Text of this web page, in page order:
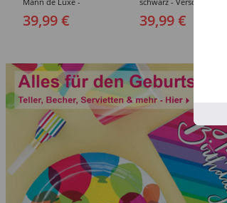
Verschiedene Größen
(46-60)
39,99 €
Größen (48-62)
39,99 €